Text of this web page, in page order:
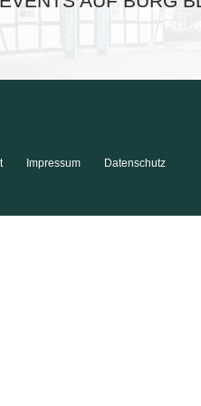
Impressum Datenschutz